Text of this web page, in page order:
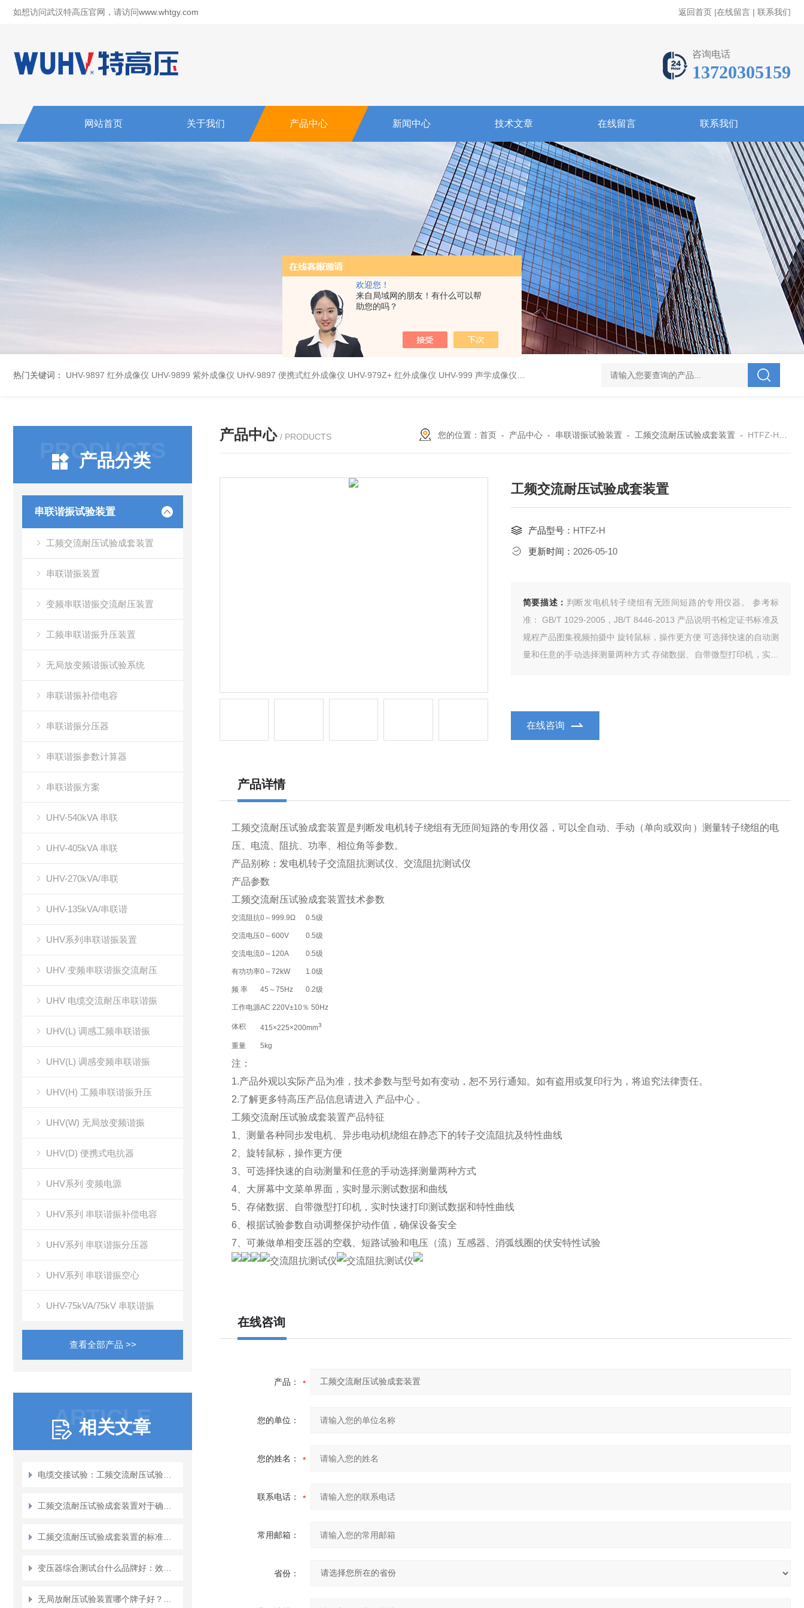
欢迎您！
来自局域网的朋友！有什么可以帮
助您的吗？
如想访问武汉特高压官网，请访问www.whtgy.com 返回首页 |在线留言 | 联系我们
咨询电话
13720305159
网站首页 关于我们 产品中心 新闻中心 技术文章 在线留言 联系我们
热门关键词： UHV-9897 红外成像仪 UHV-9899 紫外成像仪 UHV-9897 便携式红外成像仪 UHV-979Z+ 红外成像仪 UHV-999 声学成像仪 UHV-995 电力综合试验车 UHV-701 级差配合测试仪 UHV-646 全自动水溶
PRODUCTS
产品分类
串联谐振试验装置
工频交流耐压试验成套装置
串联谐振装置
变频串联谐振交流耐压装置
工频串联谐振升压装置
无局放变频谐振试验系统
串联谐振补偿电容
串联谐振分压器
串联谐振参数计算器
串联谐振方案
UHV-540kVA 串联
UHV-405kVA 串联
UHV-270kVA/串联
UHV-135kVA/串联谐
UHV系列串联谐振装置
UHV 变频串联谐振交流耐压
UHV 电缆交流耐压串联谐振
UHV(L) 调感工频串联谐振
UHV(L) 调感变频串联谐振
UHV(H) 工频串联谐振升压
UHV(W) 无局放变频谐振
UHV(D) 便携式电抗器
UHV系列 变频电源
UHV系列 串联谐振补偿电容
UHV系列 串联谐振分压器
UHV系列 串联谐振空心
UHV-75kVA/75kV 串联谐振
查看全部产品 >>
ARTICLE
相关文章
产品中心 / PRODUCTS 您的位置： 首页- 产品中心- 串联谐振试验装置 - 工频交流耐压试验成套装置 - HTFZ-H工频交流耐压试验成套装置
工频交流耐压试验成套装置
产品型号： HTFZ-H
更新时间： 2026-05-10
简要描述： 判断发电机转子绕组有无匝间短路的专用仪器。 参考标
准： GB/T 1029-2005，JB/T 8446-2013 产品说明书检定证书标准及
规程产品图集视频拍摄中 旋转鼠标，操作更方便 可选择快速的自动测
量和任意的手动选择测量两种方式 存储数据、自带微型打印机，实时
在线咨询
产品详情
工频交流耐压试验成套装置是判断发电机转子绕组有无匝间短路的专用仪器，可以全自动、手动（单向或双向）测量转子绕组的电
压、电流、阻抗、功率、相位角等参数。
产品别称：发电机转子交流阻抗测试仪、交流阻抗测试仪
产品参数
工频交流耐压试验成套装置技术参数
交流阻抗0～999.9Ω 0.5级
交流电压0～600V 0.5级
交流电流0～120A 0.5级
有功功率0～72kW 1.0级
频 率 45～75Hz 0.2级
工作电源AC 220V±10％ 50Hz
体积 415×225×200mm3
重量 5kg
注：
1.产品外观以实际产品为准，技术参数与型号如有变动，恕不另行通知。如有盗用或复印行为，将追究法律责任。
2.了解更多特高压产品信息请进入 产品中心 。
工频交流耐压试验成套装置产品特征
1、测量各种同步发电机、异步电动机绕组在静态下的转子交流阻抗及特性曲线
2、旋转鼠标，操作更方便
3、可选择快速的自动测量和任意的手动选择测量两种方式
4、大屏幕中文菜单界面，实时显示测试数据和曲线
5、存储数据、自带微型打印机，实时快速打印测试数据和特性曲线
6、根据试验参数自动调整保护动作值，确保设备安全
7、可兼做单相变压器的空载、短路试验和电压（流）互感器、消弧线圈的伏安特性试验
在线咨询
产品：
您的单位：
您的姓名：
联系电话：
常用邮箱：
省份：